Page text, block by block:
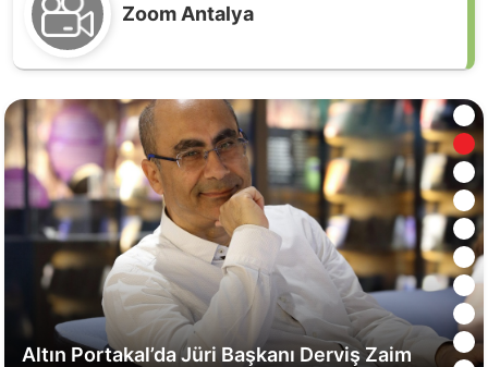
Zoom Antalya
Kırkgöz su kaynaklarında ortak koruma
seferberliği
Altın Portakal’da Jüri Başkanı Derviş Zaim